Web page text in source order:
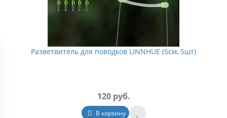
Разветвитель для поводков LINNHUE (5см, 5шт)
120 руб.
В корзину